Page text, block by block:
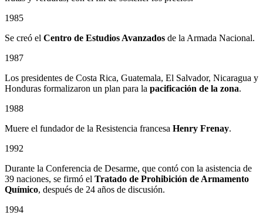
1985
Se creó el Centro de Estudios Avanzados de la Armada Nacional.
1987
Los presidentes de Costa Rica, Guatemala, El Salvador, Nicaragua y
Honduras formalizaron un plan para la pacificación de la zona.
1988
Muere el fundador de la Resistencia francesa Henry Frenay.
1992
Durante la Conferencia de Desarme, que contó con la asistencia de
39 naciones, se firmó el Tratado de Prohibición de Armamento
Químico, después de 24 años de discusión.
1994